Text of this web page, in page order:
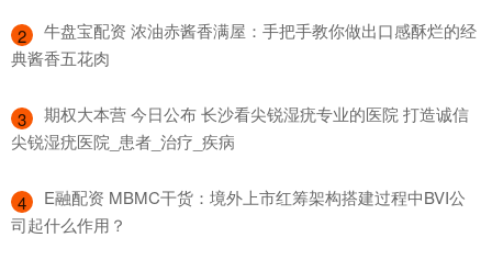
2
​牛盘宝配资 浓油赤酱香满屋：手把手教你做出口感酥烂的经
典酱香五花肉
3
​期权大本营 今日公布 长沙看尖锐湿疣专业的医院 打造诚信
尖锐湿疣医院_患者_治疗_疾病
4
​E融配资 MBMC干货：境外上市红筹架构搭建过程中BVI公
司起什么作用？